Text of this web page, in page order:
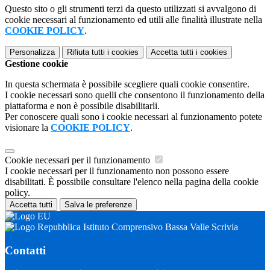
Questo sito o gli strumenti terzi da questo utilizzati si avvalgono di
cookie necessari al funzionamento ed utili alle finalità illustrate nella
COOKIE POLICY.
Personalizza Rifiuta tutti i cookies Accetta tutti i cookies
Gestione cookie
In questa schermata è possibile scegliere quali cookie consentire.
I cookie necessari sono quelli che consentono il funzionamento della
piattaforma e non è possibile disabilitarli.
Per conoscere quali sono i cookie necessari al funzionamento potete
visionare la COOKIE POLICY.
Cookie necessari per il funzionamento
I cookie necessari per il funzionamento non possono essere
disabilitati. È possibile consultare l'elenco nella pagina della cookie
policy.
Accetta tutti Salva le preferenze
Istituto Comprensivo Bassa Valle Scrivia
Contatti